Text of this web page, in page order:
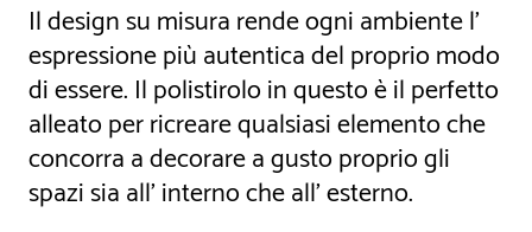
Il design su misura rende ogni ambiente l'
espressione più autentica del proprio modo
di essere. Il polistirolo in questo è il perfetto
alleato per ricreare qualsiasi elemento che
concorra a decorare a gusto proprio gli
spazi sia all' interno che all' esterno.